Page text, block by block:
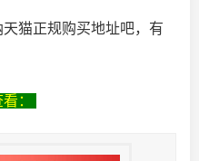
猫正规购买地址吧，有
：